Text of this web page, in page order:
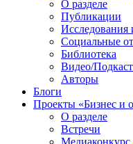
О разделе
Публикации
Исследования
Социальные
Библиотека
Видео/
Авторы
Блоги
Проекты «Бизнес и
О разделе
Встречи
Медиаконкурс